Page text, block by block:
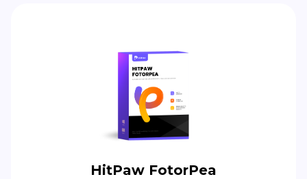
HitPaw FotorPea